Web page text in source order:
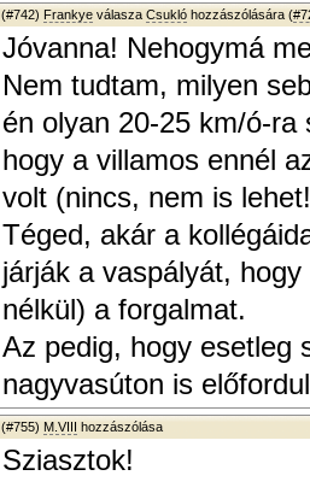
(#742) Frankye válasza Csukló hozzászólására (
Jóvanna! Nehogymá
Nem tudtam, milyen
én olyan 20-25 km/ó-
hogy a villamos ennél
volt (nincs, nem is
Téged, akár a
járják a vaspályát,
nélkül) a forgalmat.
Az pedig, hogy esetleg
nagyvasúton is
(#755) M.VIII hozzászólása
Sziasztok!